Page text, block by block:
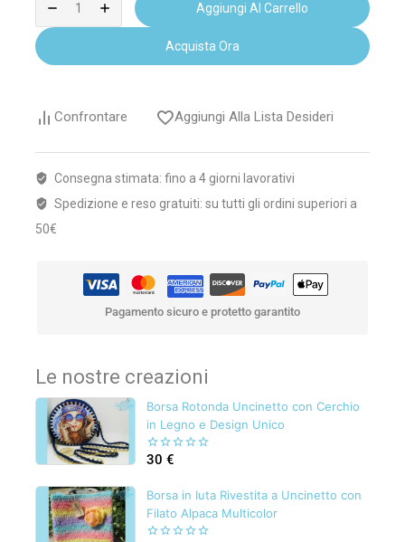
Le nostre creazioni
Borsa Rotonda Uncinetto con Cerchio
in Legno e Design Unico
0
5
30 €
Borsa in Iuta Rivestita a Uncinetto con
Filato Alpaca Multicolor
Aggiungi Al Carrello
Acquista Ora
Confrontare Aggiungi Alla Lista Desideri
Consegna stimata: fino a 4 giorni lavorativi
Spedizione e reso gratuiti: su tutti gli ordini superiori a
50€
Pagamento sicuro e protetto garantito